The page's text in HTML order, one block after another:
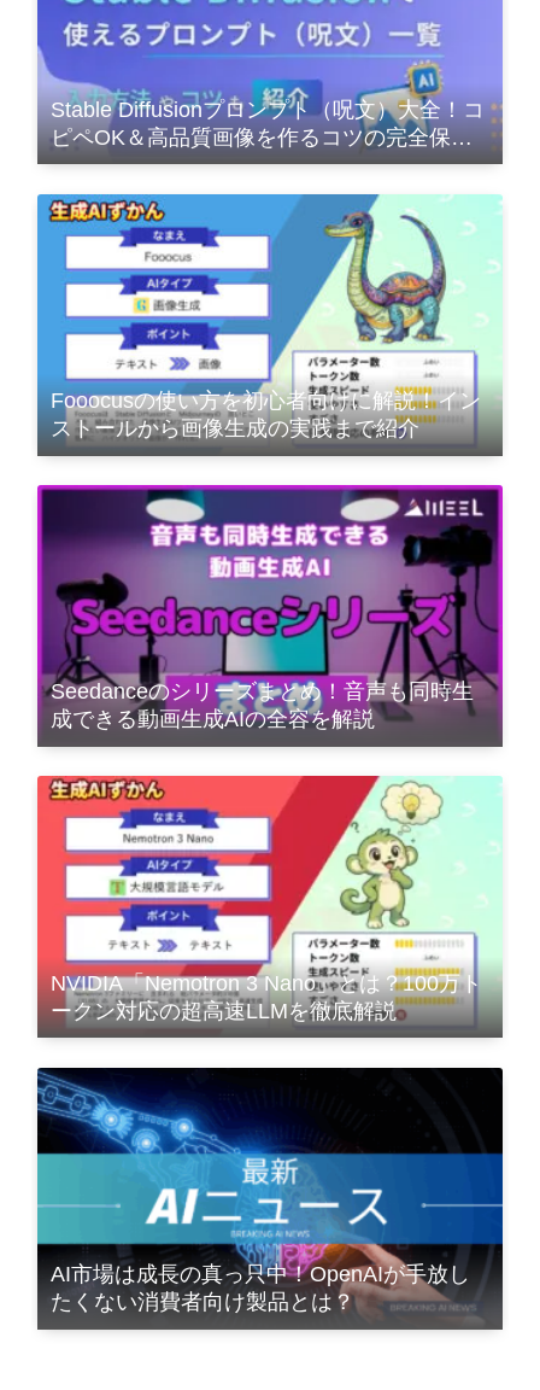
Stable Diffusionプロンプト（呪文）大全！コ
ピペOK＆高品質画像を作るコツの完全保存
版
Fooocusの使い方を初心者向けに解説！イン
ストールから画像生成の実践まで紹介
Seedanceのシリーズまとめ！音声も同時生
成できる動画生成AIの全容を解説
NVIDIA「Nemotron 3 Nano」とは？100万ト
ークン対応の超高速LLMを徹底解説
AI市場は成長の真っ只中！OpenAIが手放し
たくない消費者向け製品とは？